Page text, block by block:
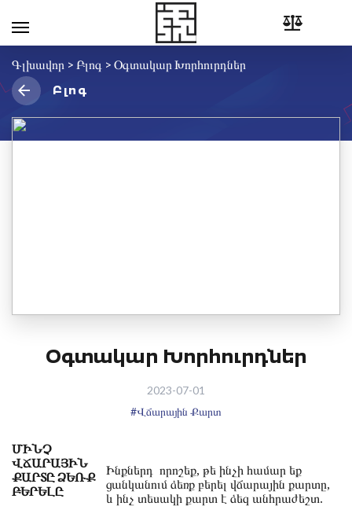
Գլխավոր > Բլոգ > Օգտակար Խորհուրդներ
Բլոգ
Օգտակար Խորհուրդներ
2023-07-01
#Վճարային Քարտ
ՄԻՆՉ
ՎՃԱՐԱՅԻՆ
ՔԱՐՏԸ ՁԵՌՔ
ԲԵՐԵԼԸ
Ինքներդ որոշեք, թե ինչի համար եք
ցանկանում ձեռք բերել վճարային քարտը,
և ինչ տեսակի քարտ է ձեզ անհրաժեշտ.